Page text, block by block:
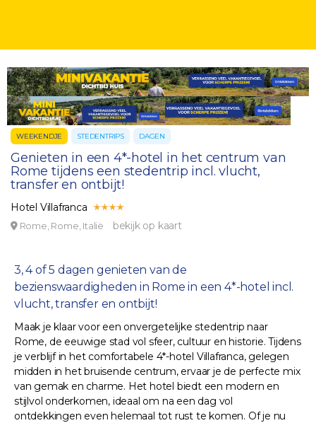
WEEKENDJE STEDENTRIPS DAGEN
Genieten in een 4*-hotel in het centrum van
Rome tijdens een stedentrip incl. vlucht,
transfer en ontbijt!
Hotel Villafranca
Rome, Rome, Italië bekijk op kaart
3, 4 of 5 dagen genieten van de
bezienswaardigheden in Rome in een 4*-hotel incl.
vlucht, transfer en ontbijt!
Maak je klaar voor een onvergetelijke stedentrip naar
Rome, de eeuwige stad vol sfeer, cultuur en historie. Tijdens
je verblijf in het comfortabele 4*-hotel Villafranca, gelegen
midden in het bruisende centrum, ervaar je de perfecte mix
van gemak en charme. Het hotel biedt een modern en
stijlvol onderkomen, ideaal om na een dag vol
ontdekkingen even helemaal tot rust te komen. Of je nu